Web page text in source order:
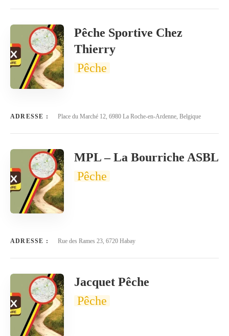
Pêche Sportive Chez
Thierry
Pêche
ADRESSE : Place du Marché 12, 6980 La Roche-en-Ardenne, Belgique
MPL – La Bourriche ASBL
Pêche
ADRESSE : Rue des Rames 23, 6720 Habay
Jacquet Pêche
Pêche